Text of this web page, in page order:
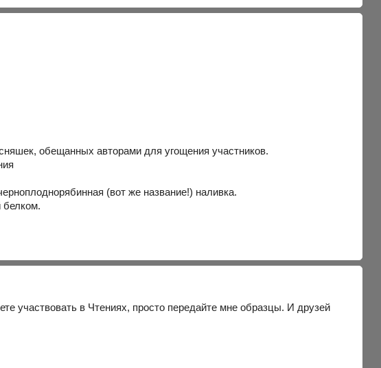
обещанных авторами для угощения участников.
(вот же название!) наливка.
белком.
участвовать в Чтениях, просто передайте мне образцы. И друзей